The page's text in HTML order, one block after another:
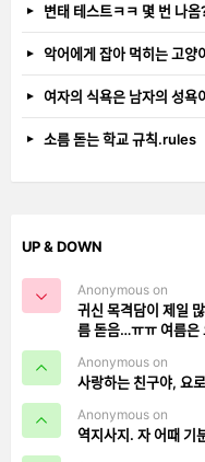
변태 테스트ㅋㅋ 몇
악어에게 잡아 먹히는
여자의 식욕은 남자의
소름 돋는 학교 규칙.rules
UP & DOWN
Anonymous on
귀신 목격담이 제일
름 돋음…ㅠㅠ
Anonymous on
사랑하는 친구야,
Anonymous on
역지사지. 자 어때